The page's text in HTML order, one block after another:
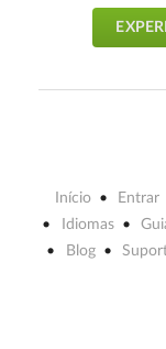
Início Entrar
Idiomas
Blog